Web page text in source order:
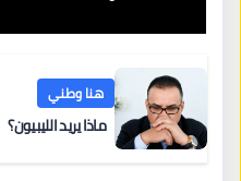
هنا وطني
ماذا يريد الليبيون؟